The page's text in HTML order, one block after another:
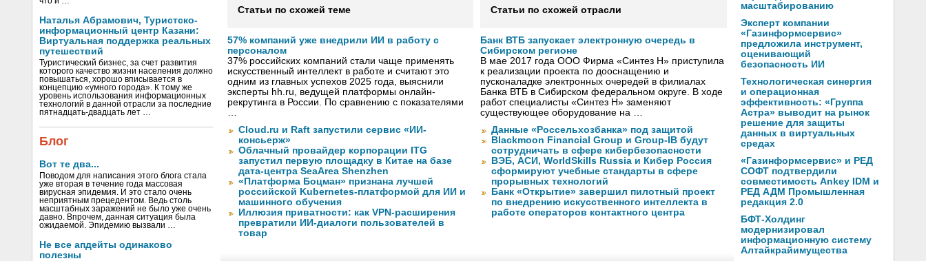
Наталья Абрамович, Туристско-
информационный центр Казани:
Виртуальная поддержка реальных
путешествий
Туристический бизнес, за счет развития
которого качество жизни населения должно
повышаться, хорошо вписывается в
концепцию «умного города». К тому же
уровень использования информационных
технологий в данной отрасли за последние
пятнадцать-двадцать лет …
Блог
Вот те два...
Поводом для написания этого блога стала
уже вторая в течение года массовая
вирусная эпидемия. И это стало очень
неприятным прецедентом. Ведь столь
масштабных заражений не было уже очень
давно. Впрочем, данная ситуация была
ожидаемой. Эпидемию вызвали …
Не все апдейты одинаково
полезны
Статьи по схожей теме
57% компаний уже внедрили ИИ в работу с
персоналом
37% российских компаний стали чаще применять
искусственный интеллект в работе и считают это
одним из главных успехов 2025 года, выяснили
эксперты hh.ru, ведущей платформы онлайн-
рекрутинга в России. По сравнению с показателями
…
Cloud.ru и Raft запустили сервис «ИИ-
консьерж»
Облачный провайдер корпорации ITG
запустил первую площадку в Китае на базе
дата-центра SeaArea Shenzhen
«Платформа Боцман» признана лучшей
российской Kubernetes-платформой для ИИ и
машинного обучения
Иллюзия приватности: как VPN-расширения
превратили ИИ-диалоги пользователей в
товар
Статьи по схожей отрасли
Банк ВТБ запускает электронную очередь в
Сибирском регионе
В мае 2017 года ООО Фирма «Синтез Н» приступила
к реализации проекта по дооснащению и
пусконаладке электронных очередей в филиалах
Банка ВТБ в Сибирском федеральном округе. В ходе
работ специалисты «Синтез Н» заменяют
существующее оборудование на …
Данные «Россельхозбанка» под защитой
Blackmoon Financial Group и Group-IB будут
сотрудничать в сфере кибербезопасности
ВЭБ, АСИ, WorldSkills Russia и Кибер Россия
сформируют учебные стандарты в сфере
прорывных технологий
Банк «Открытие» завершил пилотный проект
по внедрению искусственного интеллекта в
работе операторов контактного центра
масштабированию
Эксперт компании
«Газинформсервис»
предложила инструмент,
оценивающий
безопасность ИИ
Технологическая синергия
и операционная
эффективность: «Группа
Астра» выводит на рынок
решение для защиты
данных в виртуальных
средах
«Газинформсервис» и РЕД
СОФТ подтвердили
совместимость Ankey IDM и
РЕД АДМ Промышленная
редакция 2.0
БФТ-Холдинг
модернизировал
информационную систему
Алтайкрайимущества